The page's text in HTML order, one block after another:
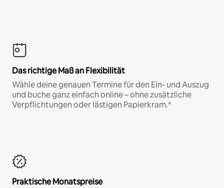
Das richtige Maß an Flexibilität
Wähle deine genauen Termine für den Ein- und Auszug
und buche ganz einfach online – ohne zusätzliche
Verpflichtungen oder lästigen Papierkram.*
Praktische Monatspreise